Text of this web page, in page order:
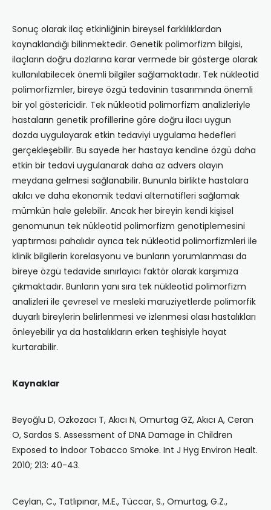
Sonuç olarak ilaç etkinliğinin bireysel farklılıklardan
kaynaklandığı bilinmektedir. Genetik polimorfizm bilgisi,
ilaçların doğru dozlarına karar vermede bir gösterge olarak
kullanılabilecek önemli bilgiler sağlamaktadır. Tek nükleotid
polimorfizmler, bireye özgü tedavinin tasarımında önemli
bir yol göstericidir. Tek nükleotid polimorfizm analizleriyle
hastaların genetik profillerine göre doğru ilacı uygun
dozda uygulayarak etkin tedaviyi uygulama hedefleri
gerçekleşebilir. Bu sayede her hastaya kendine özgü daha
etkin bir tedavi uygulanarak daha az advers olayın
meydana gelmesi sağlanabilir. Bununla birlikte hastalara
akılcı ve daha ekonomik tedavi alternatifleri sağlamak
mümkün hale gelebilir. Ancak her bireyin kendi kişisel
genomunun tek nükleotid polimorfizm genotiplemesini
yaptırması pahalıdır ayrıca tek nükleotid polimorfizmleri ile
klinik bilgilerin korelasyonu ve bunların yorumlanması da
bireye özgü tedavide sınırlayıcı faktör olarak karşımıza
çıkmaktadır. Bunların yanı sıra tek nükleotid polimorfizm
analizleri ile çevresel ve mesleki maruziyetlerde polimorfik
duyarlı bireylerin belirlenmesi ve izlenmesi olası hastalıkları
önleyebilir ya da hastalıkların erken teşhisiyle hayat
kurtarabilir.
Kaynaklar
Beyoğlu D, Ozkozacı T, Akıcı N, Omurtag GZ, Akıcı A, Ceran
O, Sardas S. Assessment of DNA Damage in Children
Exposed to İndoor Tobacco Smoke. Int J Hyg Environ Healt.
2010; 213: 40-43.
Ceylan, C., Tatlıpınar, M.E., Tüccar, S., Omurtag, G.Z.,